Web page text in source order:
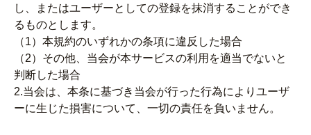
し、またはユーザーとしての登録を抹消することができ
るものとします。
（1）本規約のいずれかの条項に違反した場合
（2）その他、当会が本サービスの利用を適当でないと
判断した場合
2.当会は、本条に基づき当会が行った行為によりユーザ
ーに生じた損害について、一切の責任を負いません。